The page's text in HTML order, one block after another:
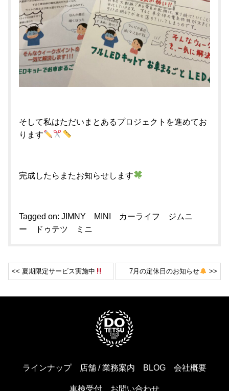
そして私はただいまとあるプロジェクトを進めてお
ります
完成したらまたお知らせします
Tagged on: JIMNY MINI カーライフ
ジムニ
ー
ドゥテツ ミニ
<< 夏期限定サービス実施中 7月の定休日のお知らせ >>
ラインナップ 店舗 / 業務案内 BLOG 会社概要
車検受付 お問い合わせ